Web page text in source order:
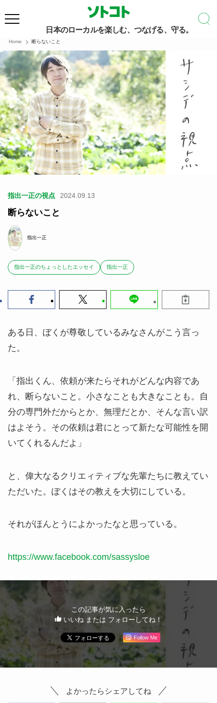
日本のローカルを楽しむ、つなげる、守る。
Home 断らないこと
指出一正の視点 2024.09.13
断らないこと
指出一正
指出一正のちょっとしたエッセイ 指出一正
ある日、ぼくが尊敬しているみなさんがこう言っ
た。
「指出くん、依頼が来たらそれがどんな内容であ
れ、断らないこと。小さなことも大きなことも。自
分の専門外だからとか、無理だとか、そんな言い訳
はよそう。その依頼は君にとって新たな可能性を開
いてくれるんだよ」
と、偉大なるクリエィティブな先輩たちに教えてい
ただいた。ぼくはその教えを大切にしている。
それがほんとうによかったなと思っている。
https://www.facebook.com/sassysloe
この記事が気に入ったら
いいね または フォローしてね！
Follow Me
よかったらシェアしてね